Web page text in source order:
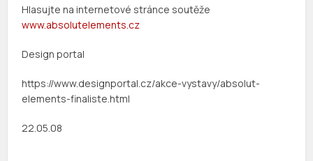
Hlasujte na internetové stránce soutěže
www.absolutelements.cz
Design portal
https://www.designportal.cz/akce-vystavy/absolut-
elements-finaliste.html
22.05.08